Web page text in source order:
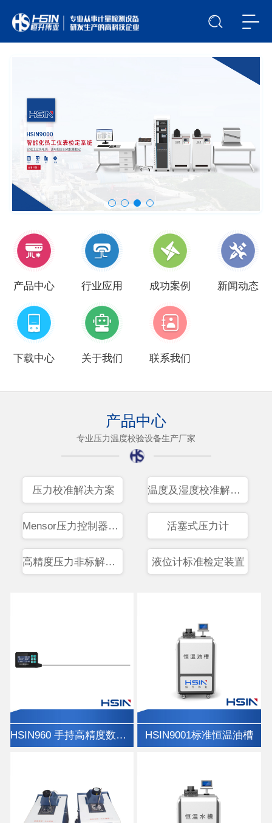
产品中心 行业应用 成功案例 新闻动态
下载中心 关于我们 联系我们
产品中心
专业压力温度校验设备生产厂家
压力校准解决方案 温度及湿度校准解决方案
Mensor压力控制器解决方案 活塞式压力计
高精度压力非标解决方案 液位计标准检定装置
HSIN960 手持高精度数字温度计 HSIN9001标准恒温油槽